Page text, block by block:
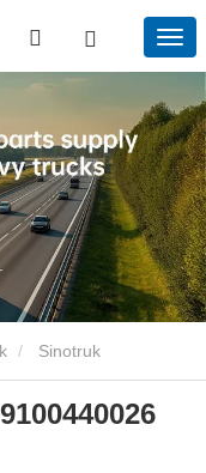
Sinotruk